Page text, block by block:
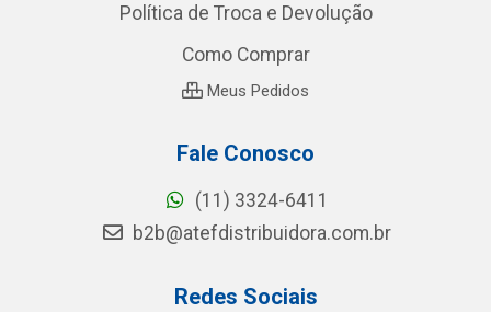
Política de Troca e Devolução
Como Comprar
Meus Pedidos
Fale Conosco
(11) 3324-6411
b2b@atefdistribuidora.com.br
Redes Sociais